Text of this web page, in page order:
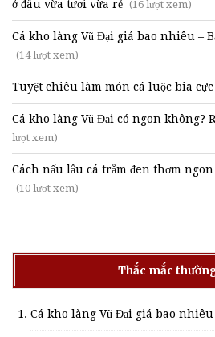
ở đâu vừa tươi vừa rẻ (16 lượt xem)
Cá kho làng Vũ Đại giá bao nhiêu –
(14 lượt xem)
Tuyệt chiêu làm món cá luộc bia
Cá kho làng Vũ Đại có ngon không?
lượt xem)
Cách nấu lẩu cá trắm đen thơm
(10 lượt xem)
Thắc mắc
Cá kho làng Vũ Đại giá bao nhiêu